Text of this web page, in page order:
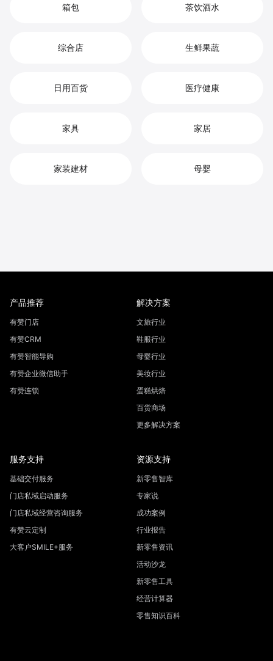
箱包 茶饮酒水
综合店 生鲜果蔬
日用百货 医疗健康
家具 家居
家装建材 母婴
产品推荐
有赞门店
有赞CRM
有赞智能导购
有赞企业微信助手
有赞连锁
解决方案
文旅行业
鞋服行业
母婴行业
美妆行业
蛋糕烘焙
百货商场
更多解决方案
服务支持
基础交付服务
门店私域启动服务
门店私域经营咨询服务
有赞云定制
大客户SMILE+服务
资源支持
新零售智库
专家说
成功案例
行业报告
新零售资讯
活动沙龙
新零售工具
经营计算器
零售知识百科